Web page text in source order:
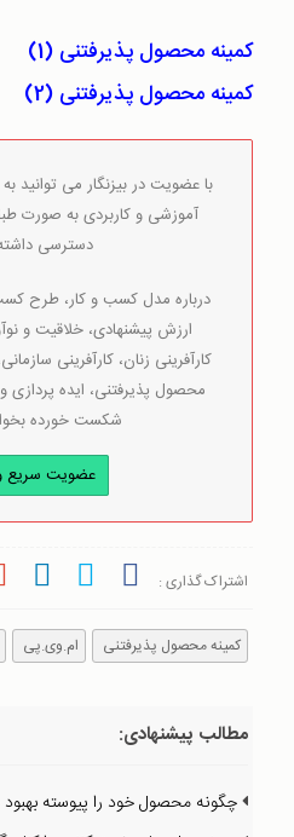
کمینه محصول پذیرفتنی (1)
کمینه محصول پذیرفتنی (2)
با عضویت در بیزنگار می توانید
آموزشی و کاربردی به صورت
دسترسی
درباره مدل کسب و کار، طرح کسب
ارزش پیشنهادی، خلاقیت و
کارآفرینی زنان، کارآفرینی
محصول پذیرفتنی، ایده پردازی
شکست خورده
عضویت سریع
اشتراک گذاری :
کمینه محصول پذیرفتنی ام.وی.پی
مطالب پیشنهادی:
چگونه محصول خود را پیوسته